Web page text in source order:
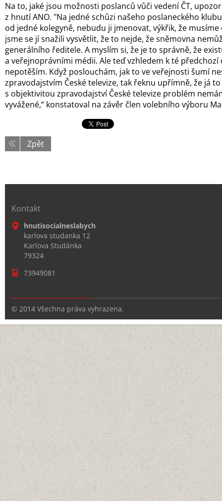
Na to, jaké jsou možnosti poslanců vůči vedení ČT,
z hnutí ANO. "Na jedné schůzi našeho poslaneckého
od jedné kolegyně, nebudu ji jmenovat, výkřik, že
jsme se jí snažili vysvětlit, že to nejde, že sněmovna
generálního ředitele. A myslím si, že je to správně, že
a veřejnoprávními médii. Ale teď vzhledem k té předchozí
nepotěším. Když poslouchám, jak to ve veřejnosti šumí
zpravodajstvím České televize, tak řeknu upřímně, že já
s objektivitou zpravodajství České televize problém
vyvážené,“ konstatoval na závěr člen volebního výboru
Zpět
Kontakt
hnutisocialneslabych
karlova studanka 12
Karlova Studánka
79324
73949081
© 2014 Všechna práva vyhrazena.